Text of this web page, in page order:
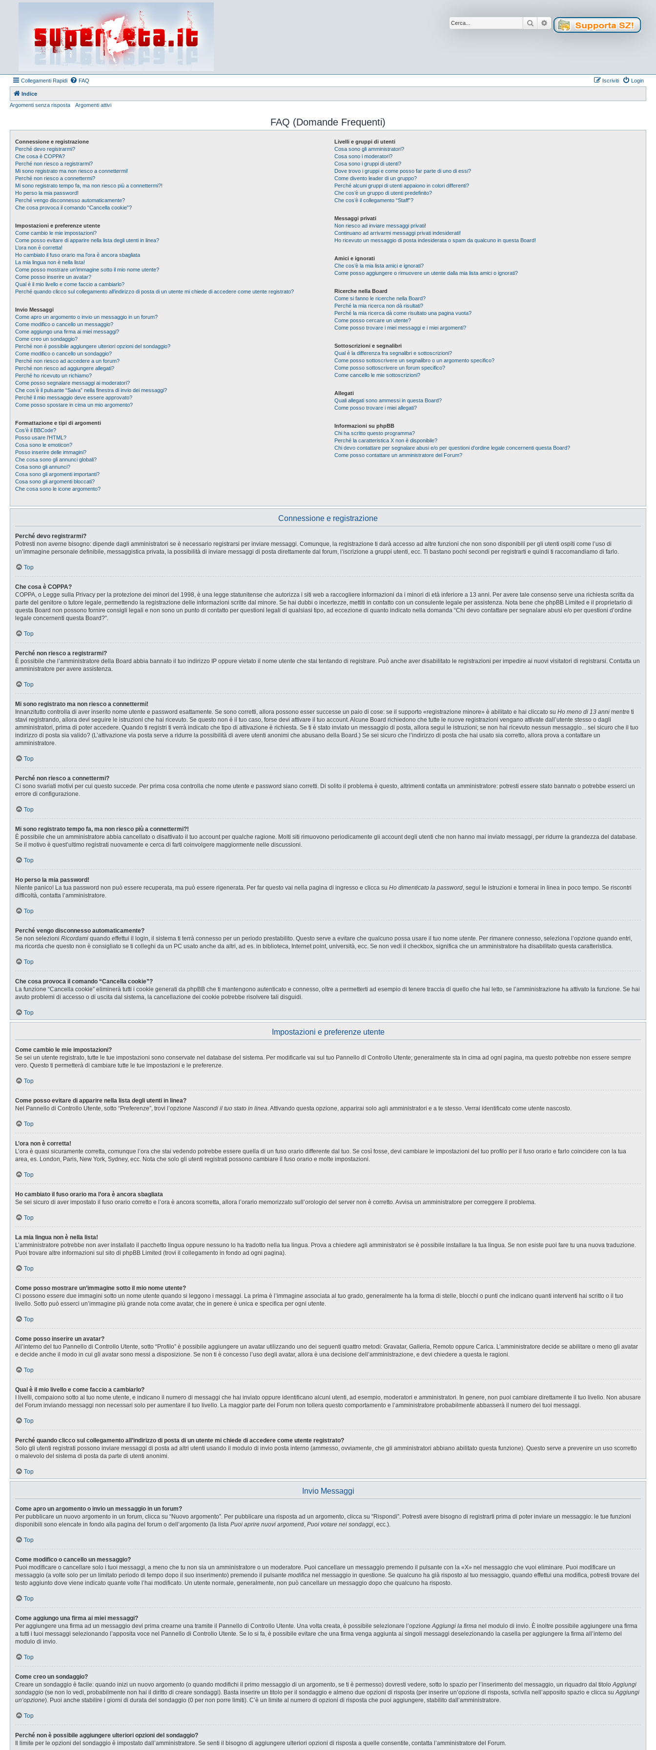
Cerca Ricerca avanzata
Collegamenti Rapidi FAQ Login
Iscriviti
Indice
Argomenti senza risposta
Argomenti attivi
FAQ (Domande Frequenti)
Connessione e registrazione
Perché devo registrarmi?
Che cosa è COPPA?
Perché non riesco a registrarmi?
Mi sono registrato ma non riesco a connettermi!
Perché non riesco a connettermi?
Mi sono registrato tempo fa, ma non riesco più a connettermi?!
Ho perso la mia password!
Perché vengo disconnesso automaticamente?
Che cosa provoca il comando “Cancella cookie”?
Impostazioni e preferenze utente
Come cambio le mie impostazioni?
Come posso evitare di apparire nella lista degli utenti in linea?
L’ora non è corretta!
Ho cambiato il fuso orario ma l’ora è ancora sbagliata
La mia lingua non è nella lista!
Come posso mostrare un’immagine sotto il mio nome utente?
Come posso inserire un avatar?
Qual è il mio livello e come faccio a cambiarlo?
Perché quando clicco sul collegamento all’indirizzo di posta di un utente mi chiede di accedere come utente registrato?
Invio Messaggi
Come apro un argomento o invio un messaggio in un forum?
Come modifico o cancello un messaggio?
Come aggiungo una firma ai miei messaggi?
Come creo un sondaggio?
Perché non è possibile aggiungere ulteriori opzioni del sondaggio?
Come modifico o cancello un sondaggio?
Perché non riesco ad accedere a un forum?
Perché non riesco ad aggiungere allegati?
Perché ho ricevuto un richiamo?
Come posso segnalare messaggi ai moderatori?
Che cos’è il pulsante “Salva” nella finestra di invio dei messaggi?
Perché il mio messaggio deve essere approvato?
Come posso spostare in cima un mio argomento?
Formattazione e tipi di argomenti
Cos’è il BBCode?
Posso usare l’HTML?
Cosa sono le emoticon?
Posso inserire delle immagini?
Che cosa sono gli annunci globali?
Cosa sono gli annunci?
Cosa sono gli argomenti importanti?
Cosa sono gli argomenti bloccati?
Che cosa sono le icone argomento?
Livelli e gruppi di utenti
Cosa sono gli amministratori?
Cosa sono i moderatori?
Cosa sono i gruppi di utenti?
Dove trovo i gruppi e come posso far parte di uno di essi?
Come divento leader di un gruppo?
Perché alcuni gruppi di utenti appaiono in colori differenti?
Che cos’è un gruppo di utenti predefinito?
Che cos’è il collegamento “Staff”?
Messaggi privati
Non riesco ad inviare messaggi privati!
Continuano ad arrivarmi messaggi privati indesiderati!
Ho ricevuto un messaggio di posta indesiderata o spam da qualcuno in questa Board!
Amici e ignorati
Che cos’è la mia lista amici e ignorati?
Come posso aggiungere o rimuovere un utente dalla mia lista amici o ignorati?
Ricerche nella Board
Come si fanno le ricerche nella Board?
Perché la mia ricerca non dà risultati?
Perché la mia ricerca dà come risultato una pagina vuota?
Come posso cercare un utente?
Come posso trovare i miei messaggi e i miei argomenti?
Sottoscrizioni e segnalibri
Qual è la differenza fra segnalibri e sottoscrizioni?
Come posso sottoscrivere un segnalibro o un argomento specifico?
Come posso sottoscrivere un forum specifico?
Come cancello le mie sottoscrizioni?
Allegati
Quali allegati sono ammessi in questa Board?
Come posso trovare i miei allegati?
Informazioni su phpBB
Chi ha scritto questo programma?
Perché la caratteristica X non è disponibile?
Chi devo contattare per segnalare abusi e/o per questioni d’ordine legale concernenti questa Board?
Come posso contattare un amministratore del Forum?
Connessione e registrazione
Perché devo registrarmi?
Potresti non averne bisogno: dipende dagli amministratori se è necessario registrarsi per inviare messaggi. Comunque, la registrazione ti darà accesso ad altre funzioni che non sono disponibili per gli utenti ospiti come l’uso di
un’immagine personale definibile, messaggistica privata, la possibilità di inviare messaggi di posta direttamente dal forum, l’iscrizione a gruppi utenti, ecc. Ti bastano pochi secondi per registrarti e quindi ti raccomandiamo di farlo.
Top
Che cosa è COPPA?
COPPA, o Legge sulla Privacy per la protezione dei minori del 1998, è una legge statunitense che autorizza i siti web a raccogliere informazioni da i minori di età inferiore a 13 anni. Per avere tale consenso serve una richiesta scritta da
parte del genitore o tutore legale, permettendo la registrazione delle informazioni scritte dal minore. Se hai dubbi o incertezze, mettiti in contatto con un consulente legale per assistenza. Nota bene che phpBB Limited e il proprietario di
questa Board non possono fornire consigli legali e non sono un punto di contatto per questioni legali di qualsiasi tipo, ad eccezione di quanto indicato nella domanda “Chi devo contattare per segnalare abusi e/o per questioni d’ordine
legale concernenti questa Board?”.
Top
Perché non riesco a registrarmi?
È possibile che l’amministratore della Board abbia bannato il tuo indirizzo IP oppure vietato il nome utente che stai tentando di registrare. Può anche aver disabilitato le registrazioni per impedire ai nuovi visitatori di registrarsi. Contatta un
amministratore per avere assistenza.
Top
Mi sono registrato ma non riesco a connettermi!
Innanzitutto controlla di aver inserito nome utente e password esattamente. Se sono corretti, allora possono esser successe un paio di cose: se il supporto «registrazione minore» è abilitato e hai cliccato su Ho meno di 13 anni mentre ti
stavi registrando, allora devi seguire le istruzioni che hai ricevuto. Se questo non è il tuo caso, forse devi attivare il tuo account. Alcune Board richiedono che tutte le nuove registrazioni vengano attivate dall’utente stesso o dagli
amministratori, prima di poter accedere. Quando ti registri ti verrà indicato che tipo di attivazione è richiesta. Se ti è stato inviato un messaggio di posta, allora segui le istruzioni; se non hai ricevuto nessun messaggio... sei sicuro che il tuo
indirizzo di posta sia valido? (L’attivazione via posta serve a ridurre la possibilità di avere utenti anonimi che abusano della Board.) Se sei sicuro che l’indirizzo di posta che hai usato sia corretto, allora prova a contattare un
amministratore.
Top
Perché non riesco a connettermi?
Ci sono svariati motivi per cui questo succede. Per prima cosa controlla che nome utente e password siano corretti. Di solito il problema è questo, altrimenti contatta un amministratore: potresti essere stato bannato o potrebbe esserci un
errore di configurazione.
Top
Mi sono registrato tempo fa, ma non riesco più a connettermi?!
È possibile che un amministratore abbia cancellato o disattivato il tuo account per qualche ragione. Molti siti rimuovono periodicamente gli account degli utenti che non hanno mai inviato messaggi, per ridurre la grandezza del database.
Se il motivo è quest’ultimo registrati nuovamente e cerca di farti coinvolgere maggiormente nelle discussioni.
Top
Ho perso la mia password!
Niente panico! La tua password non può essere recuperata, ma può essere rigenerata. Per far questo vai nella pagina di ingresso e clicca su Ho dimenticato la password, segui le istruzioni e tornerai in linea in poco tempo. Se riscontri
difficoltà, contatta l’amministratore.
Top
Perché vengo disconnesso automaticamente?
Se non selezioni Ricordami quando effettui il login, il sistema ti terrà connesso per un periodo prestabilito. Questo serve a evitare che qualcuno possa usare il tuo nome utente. Per rimanere connesso, seleziona l’opzione quando entri,
ma ricorda che questo non è consigliato se ti colleghi da un PC usato anche da altri, ad es. in biblioteca, Internet point, università, ecc. Se non vedi il checkbox, significa che un amministratore ha disabilitato questa caratteristica.
Top
Che cosa provoca il comando “Cancella cookie”?
La funzione “Cancella cookie” eliminerà tutti i cookie generati da phpBB che ti mantengono autenticato e connesso, oltre a permetterti ad esempio di tenere traccia di quello che hai letto, se l’amministrazione ha attivato la funzione. Se hai
avuto problemi di accesso o di uscita dal sistema, la cancellazione dei cookie potrebbe risolvere tali disguidi.
Top
Impostazioni e preferenze utente
Come cambio le mie impostazioni?
Se sei un utente registrato, tutte le tue impostazioni sono conservate nel database del sistema. Per modificarle vai sul tuo Pannello di Controllo Utente; generalmente sta in cima ad ogni pagina, ma questo potrebbe non essere sempre
vero. Questo ti permetterà di cambiare tutte le tue impostazioni e le preferenze.
Top
Come posso evitare di apparire nella lista degli utenti in linea?
Nel Pannello di Controllo Utente, sotto “Preferenze”, trovi l’opzione Nascondi il tuo stato in linea. Attivando questa opzione, apparirai solo agli amministratori e a te stesso. Verrai identificato come utente nascosto.
Top
L’ora non è corretta!
L’ora è quasi sicuramente corretta, comunque l’ora che stai vedendo potrebbe essere quella di un fuso orario differente dal tuo. Se così fosse, devi cambiare le impostazioni del tuo profilo per il fuso orario e farlo coincidere con la tua
area, es. London, Paris, New York, Sydney, ecc. Nota che solo gli utenti registrati possono cambiare il fuso orario e molte impostazioni.
Top
Ho cambiato il fuso orario ma l’ora è ancora sbagliata
Se sei sicuro di aver impostato il fuso orario corretto e l’ora è ancora scorretta, allora l’orario memorizzato sull’orologio del server non è corretto. Avvisa un amministratore per correggere il problema.
Top
La mia lingua non è nella lista!
L’amministratore potrebbe non aver installato il pacchetto lingua oppure nessuno lo ha tradotto nella tua lingua. Prova a chiedere agli amministratori se è possibile installare la tua lingua. Se non esiste puoi fare tu una nuova traduzione.
Puoi trovare altre informazioni sul sito di phpBB Limited (trovi il collegamento in fondo ad ogni pagina).
Top
Come posso mostrare un’immagine sotto il mio nome utente?
Ci possono essere due immagini sotto un nome utente quando si leggono i messaggi. La prima è l’immagine associata al tuo grado, generalmente ha la forma di stelle, blocchi o punti che indicano quanti interventi hai scritto o il tuo
livello. Sotto può esserci un’immagine più grande nota come avatar, che in genere è unica e specifica per ogni utente.
Top
Come posso inserire un avatar?
All’interno del tuo Pannello di Controllo Utente, sotto “Profilo” è possibile aggiungere un avatar utilizzando uno dei seguenti quattro metodi: Gravatar, Galleria, Remoto oppure Carica. L’amministratore decide se abilitare o meno gli avatar
e decide anche il modo in cui gli avatar sono messi a disposizione. Se non ti è concesso l’uso degli avatar, allora è una decisione dell’amministrazione, e devi chiedere a questa le ragioni.
Top
Qual è il mio livello e come faccio a cambiarlo?
I livelli, compaiono sotto al tuo nome utente, e indicano il numero di messaggi che hai inviato oppure identificano alcuni utenti, ad esempio, moderatori e amministratori. In genere, non puoi cambiare direttamente il tuo livello. Non abusare
del Forum inviando messaggi non necessari solo per aumentare il tuo livello. La maggior parte dei Forum non tollera questo comportamento e l’amministratore probabilmente abbasserà il numero dei tuoi messaggi.
Top
Perché quando clicco sul collegamento all’indirizzo di posta di un utente mi chiede di accedere come utente registrato?
Solo gli utenti registrati possono inviare messaggi di posta ad altri utenti usando il modulo di invio posta interno (ammesso, ovviamente, che gli amministratori abbiano abilitato questa funzione). Questo serve a prevenire un uso scorretto
o malevolo del sistema di posta da parte di utenti anonimi.
Top
Invio Messaggi
Come apro un argomento o invio un messaggio in un forum?
Per pubblicare un nuovo argomento in un forum, clicca su “Nuovo argomento”. Per pubblicare una risposta ad un argomento, clicca su “Rispondi”. Potresti avere bisogno di registrarti prima di poter inviare un messaggio: le tue funzioni
disponibili sono elencate in fondo alla pagina del forum o dell’argomento (la lista Puoi aprire nuovi argomenti, Puoi votare nei sondaggi, ecc.).
Top
Come modifico o cancello un messaggio?
Puoi modificare o cancellare solo i tuoi messaggi, a meno che tu non sia un amministratore o un moderatore. Puoi cancellare un messaggio premendo il pulsante con la «X» nel messaggio che vuoi eliminare. Puoi modificare un
messaggio (a volte solo per un limitato periodo di tempo dopo il suo inserimento) premendo il pulsante modifica nel messaggio in questione. Se qualcuno ha già risposto al tuo messaggio, quando effettui una modifica, potresti trovare del
testo aggiunto dove viene indicato quante volte l’hai modificato. Un utente normale, generalmente, non può cancellare un messaggio dopo che qualcuno ha risposto.
Top
Come aggiungo una firma ai miei messaggi?
Per aggiungere una firma ad un messaggio devi prima crearne una tramite il Pannello di Controllo Utente. Una volta creata, è possibile selezionare l’opzioneAggiungi la firma nel modulo di invio. È inoltre possibile aggiungere una firma
a tutti i tuoi messaggi selezionando l’apposita voce nel Pannello di Controllo Utente. Se lo si fa, è possibile evitare che una firma venga aggiunta ai singoli messaggi deselezionando la casella per aggiungere la firma all’interno del
modulo di invio.
Top
Come creo un sondaggio?
Creare un sondaggio è facile: quando inizi un nuovo argomento (o quando modifichi il primo messaggio di un argomento, se ti è permesso) dovresti vedere, sotto lo spazio per l’inserimento del messaggio, un riquadro dal titoloAggiungi
sondaggio (se non lo vedi, probabilmente non hai il diritto di creare sondaggi). Basta inserire un titolo per il sondaggio e almeno due opzioni di risposta (per inserire un’opzione di risposta, scrivila nell’apposito spazio e clicca suAggiungi
un’opzione). Puoi anche stabilire i giorni di durata del sondaggio (0 per non porre limiti). C’è un limite al numero di opzioni di risposta che puoi aggiungere, stabilito dall’amministratore.
Top
Perché non è possibile aggiungere ulteriori opzioni del sondaggio?
Il limite per le opzioni del sondaggio è impostato dall’amministratore. Se senti il bisogno di aggiungere ulteriori opzioni di risposta a quelle consentite, contatta l’amministratore del Forum.